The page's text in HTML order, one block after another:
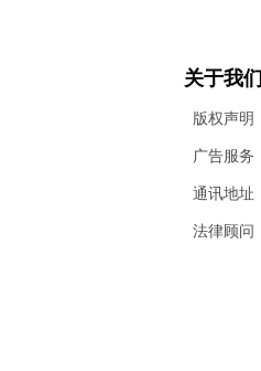
关于我们
版权声明
广告服务
通讯地址
法律顾问